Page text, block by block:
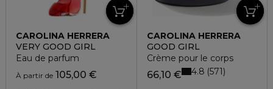
CAROLINA HERRERA
VERY GOOD GIRL
Eau de parfum
À partir de 105,00 €
CAROLINA HERRERA
GOOD GIRL
Crème pour le corps
66,10 € 4.8 571